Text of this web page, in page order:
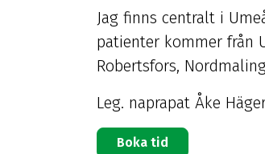
Jag finns centralt i
patienter kommer från
Robertsfors,
Leg. naprapat Åke
Boka tid